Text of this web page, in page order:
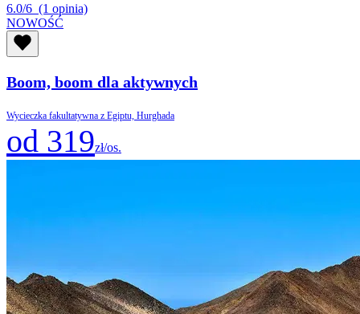
6.0/6 (1 opinia)
NOWOŚĆ
Boom, boom dla aktywnych
Wycieczka fakultatywna z Egiptu, Hurghada
od 319zł/os.